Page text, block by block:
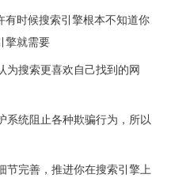
时候搜索引擎根本不知道你
擎就需要
搜索更喜欢自己找到的网
统阻止各种欺骗行为，所以
完善，推进你在搜索引擎上